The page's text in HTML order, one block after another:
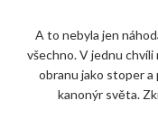
A to nebyla jen
všechno. V jednu chvíli
obranu jako stoper a
kanonýr světa.